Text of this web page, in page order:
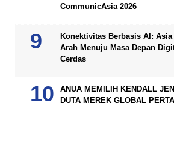
CommunicAsia 2026
Konektivitas Berbasis AI:
Arah Menuju Masa Depan
Cerdas
ANUA MEMILIH KENDALL
DUTA MEREK GLOBAL